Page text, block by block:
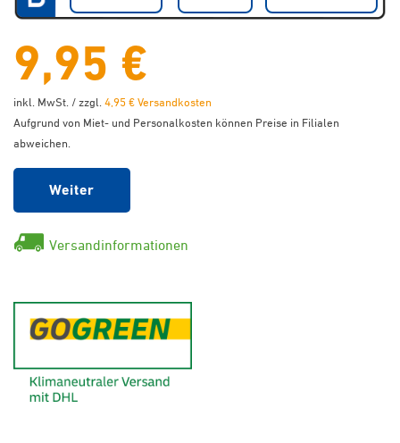
9,95 €
inkl. MwSt. / zzgl. 4,95 € Versandkosten
Aufgrund von Miet- und Personalkosten können Preise in Filialen
abweichen.
Weiter
Versandinformationen